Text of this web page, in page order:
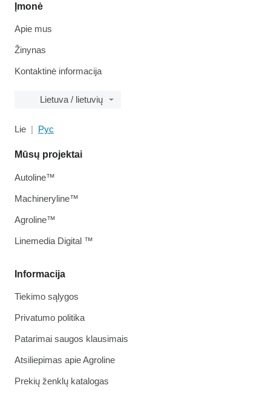
Įmonė
Apie mus
Žinynas
Kontaktinė informacija
Lietuva / lietuvių
Lie Рус
Informacija
Tiekimo sąlygos
Privatumo politika
Patarimai saugos klausimais
Atsiliepimas apie Agroline
Prekių ženklų katalogas
Mūsų projektai
Autoline™
Machineryline™
Agroline™
Linemedia Digital ™